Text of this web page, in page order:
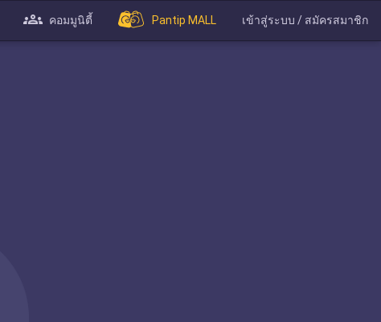
คอมมูนิตี้ Pantip MALL เข้าสู่ระบบ / สมัครสมาชิก